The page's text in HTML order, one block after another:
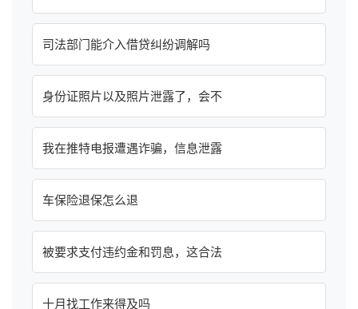
司法部门能介入借贷纠纷调解吗
身份证照片以及照片泄露了，会不
我在推特电报遭遇诈骗，信息泄露
车保险退保怎么退
被要求支付违约金和罚息，这合法
十月找工作来得及吗